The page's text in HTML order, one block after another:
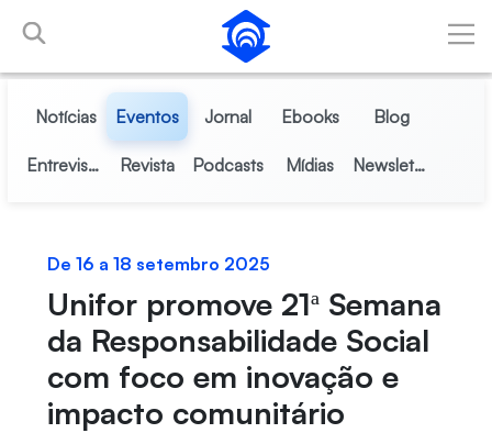
Pular para o Conteúdo principal
Notícias Eventos Jornal Ebooks Blog
Entrevistas Revista Podcasts Mídias Newsletter
De 16 a 18 setembro 2025
Unifor promove 21ª Semana
da Responsabilidade Social
com foco em inovação e
impacto comunitário